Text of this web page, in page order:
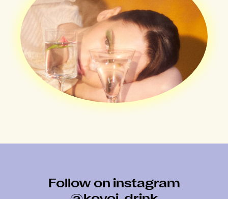
Follow on instagram